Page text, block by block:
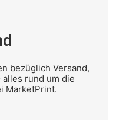
bezüglich Versand,
rund um die
MarketPrint.